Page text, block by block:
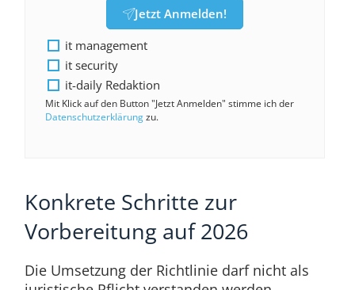
Jetzt Anmelden!
it management
it security
it-daily Redaktion
Mit Klick auf den Button "Jetzt Anmelden" stimme ich der
Datenschutzerklärungzu.
Konkrete Schritte zur
Vorbereitung auf 2026
Die Umsetzung der Richtlinie darf nicht als